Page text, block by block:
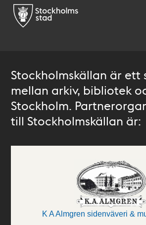
Stockholmskällan är ett
mellan arkiv, bibliotek
Stockholm.
till Stockholmskällan är:
K A Almgren sidenväveri &